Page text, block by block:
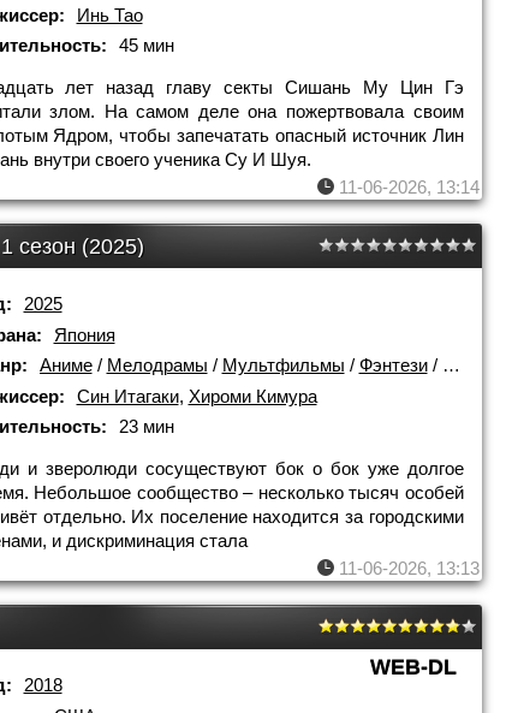
Инь Тао
45 мин
лет назад главу секты Сишань Му Цин Гэ
злом. На самом деле она пожертвовала своим
Ядром, чтобы запечатать опасный источник Лин
внутри своего ученика Су И Шуя.
11-06-2026, 13:14
сезон (2025)
2025
Япония
Аниме/ Мелодрамы / Мультфильмы / Фэнтези/ 2025 года
Син Итагаки, Хироми Кимура
23 мин
и зверолюди сосуществуют бок о бок уже долгое
Небольшое сообщество – несколько тысяч особей
отдельно. Их поселение находится за городскими
и дискриминация стала
11-06-2026, 13:13
WEB-DL
2018